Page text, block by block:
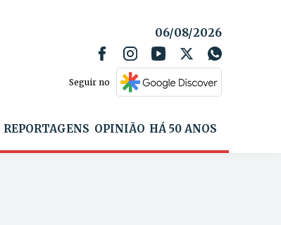
06/08/2026
Seguir no
REPORTAGENS OPINIÃO HÁ 50 ANOS